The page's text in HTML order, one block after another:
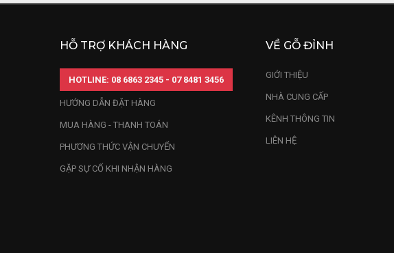
HỖ TRỢ KHÁCH HÀNG
HOTLINE: 08 6863 2345 - 07 8481 3456
HƯỚNG DẪN ĐẶT HÀNG
MUA HÀNG - THANH TOÁN
PHƯƠNG THỨC VẬN CHUYỂN
GẶP SỰ CỐ KHI NHẬN HÀNG
VỀ GỖ ĐỈNH
GIỚI THIỆU
NHÀ CUNG CẤP
KÊNH THÔNG TIN
LIÊN HỆ